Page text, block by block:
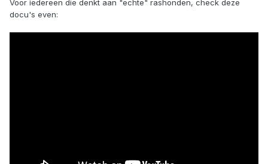
Voor iedereen die denkt aan "echte" rashonden, check deze
docu's even: